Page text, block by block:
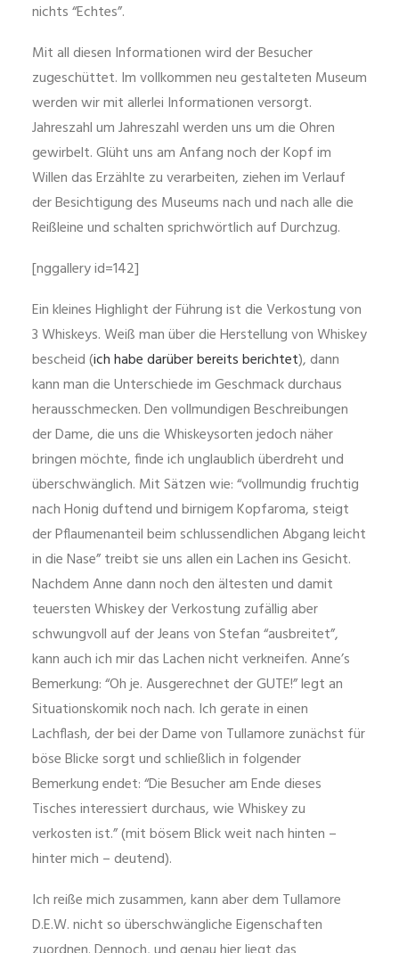
nichts “Echtes”.
Mit all diesen Informationen wird der Besucher
zugeschüttet. Im vollkommen neu gestalteten Museum
werden wir mit allerlei Informationen versorgt.
Jahreszahl um Jahreszahl werden uns um die Ohren
gewirbelt. Glüht uns am Anfang noch der Kopf im
Willen das Erzählte zu verarbeiten, ziehen im Verlauf
der Besichtigung des Museums nach und nach alle die
Reißleine und schalten sprichwörtlich auf Durchzug.
[nggallery id=142]
Ein kleines Highlight der Führung ist die Verkostung von
3 Whiskeys. Weiß man über die Herstellung von Whiskey
bescheid (ich habe darüber bereits berichtet), dann
kann man die Unterschiede im Geschmack durchaus
herausschmecken. Den vollmundigen Beschreibungen
der Dame, die uns die Whiskeysorten jedoch näher
bringen möchte, finde ich unglaublich überdreht und
überschwänglich. Mit Sätzen wie: “vollmundig fruchtig
nach Honig duftend und birnigem Kopfaroma, steigt
der Pflaumenanteil beim schlussendlichen Abgang leicht
in die Nase” treibt sie uns allen ein Lachen ins Gesicht.
Nachdem Anne dann noch den ältesten und damit
teuersten Whiskey der Verkostung zufällig aber
schwungvoll auf der Jeans von Stefan “ausbreitet”,
kann auch ich mir das Lachen nicht verkneifen. Anne’s
Bemerkung: “Oh je. Ausgerechnet der GUTE!” legt an
Situationskomik noch nach. Ich gerate in einen
Lachflash, der bei der Dame von Tullamore zunächst für
böse Blicke sorgt und schließlich in folgender
Bemerkung endet: “Die Besucher am Ende dieses
Tisches interessiert durchaus, wie Whiskey zu
verkosten ist.” (mit bösem Blick weit nach hinten –
hinter mich – deutend).
Ich reiße mich zusammen, kann aber dem Tullamore
D.E.W. nicht so überschwängliche Eigenschaften